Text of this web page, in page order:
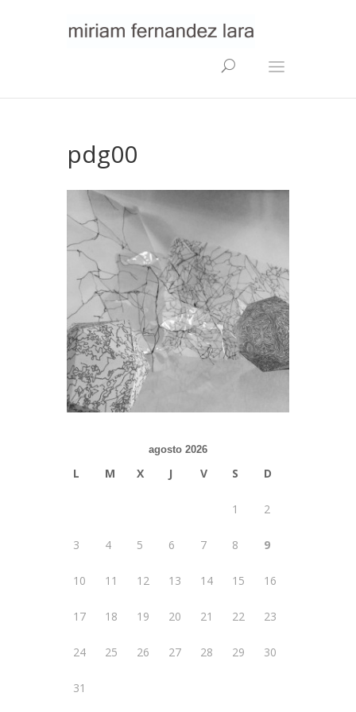
pdg00
agosto 2026
L M X J V S D
1 2
3 4 5 6 7 8 9
10 11 12 13 14 15 16
17 18 19 20 21 22 23
24 25 26 27 28 29 30
31